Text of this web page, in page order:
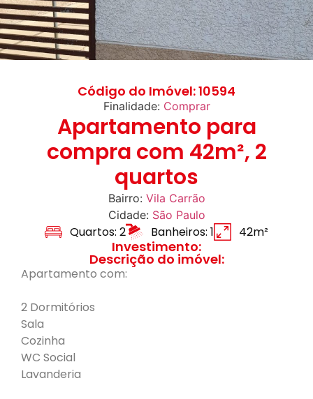
Código do Imóvel: 10594
Finalidade: Comprar
Apartamento para
compra com 42m², 2
quartos
Bairro: Vila Carrão
Cidade: São Paulo
Quartos: 2 Banheiros: 1 42m²
Investimento:
Descrição do imóvel:
Apartamento com:
2 Dormitórios
Sala
Cozinha
WC Social
Lavanderia